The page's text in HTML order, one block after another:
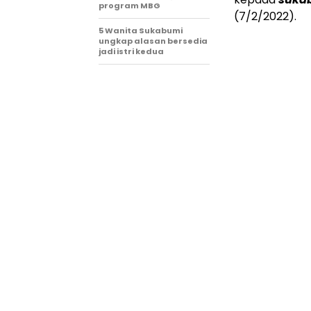
(7/2/2022).
program MBG
5 Wanita Sukabumi
ungkap alasan bersedia
jadi istri kedua